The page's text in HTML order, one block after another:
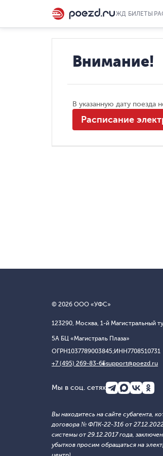
ЖД БИЛЕТЫ
Внимание!
В указанную дату поезда
Расписание
© 2026 ООО «УФС»
123290, Москва, 1-й Магистральный
5А БЦ «Магистраль Плаза»
ОГРН1037789003845;ИНН7708510731
+7 (495) 269-83-65support@poezd.ru
Мы в соц. сетях
Вы находитесь на сайте субагента,
договора № ФПК-22-316 от
системы от 29.12.2017 года,
убытков просим обращаться на